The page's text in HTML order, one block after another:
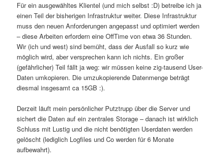
Für ein ausgewähltes Klientel (und mich selbst :D) betreibe ich ja
einen Teil der bisherigen Infrastruktur weiter. Diese Infrastruktur
muss den neuen Anforderungen angepasst und optimiert werden
– diese Arbeiten erfordern eine OffTime von etwa 36 Stunden.
Wir (ich und west) sind bemüht, dass der Ausfall so kurz wie
möglich wird, aber versprechen kann ich nichts. Ein großer
(gefährlicher) Teil fällt ja weg:wir müssen keine zig-tausend User-
Daten umkopieren. Die umzukopierende Datenmenge beträgt
diesmal insgesamt ca 15GB :).
Derzeit läuft mein persönlicher Putztrupp über die Server und
sichert die Daten auf ein zentrales Storage – danach ist wirklich
Schluss mit Lustig und die nicht benötigten Userdaten werden
gelöscht (lediglich Logfiles und Co werden für 6 Monate
aufbewahrt).